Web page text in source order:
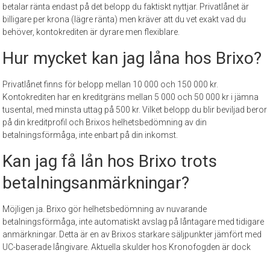
betalar ränta endast på det belopp du faktiskt nyttjar. Privatlånet är
billigare per krona (lägre ränta) men kräver att du vet exakt vad du
behöver, kontokrediten är dyrare men flexiblare.
Hur mycket kan jag låna hos Brixo?
Privatlånet finns för belopp mellan 10 000 och 150 000 kr.
Kontokrediten har en kreditgräns mellan 5 000 och 50 000 kr i jämna
tusental, med minsta uttag på 500 kr. Vilket belopp du blir beviljad beror
på din kreditprofil och Brixos helhetsbedömning av din
betalningsförmåga, inte enbart på din inkomst.
Kan jag få lån hos Brixo trots
betalningsanmärkningar?
Möjligen ja. Brixo gör helhetsbedömning av nuvarande
betalningsförmåga, inte automatiskt avslag på låntagare med tidigare
anmärkningar. Detta är en av Brixos starkare säljpunkter jämfört med
UC-baserade långivare. Aktuella skulder hos Kronofogden är dock